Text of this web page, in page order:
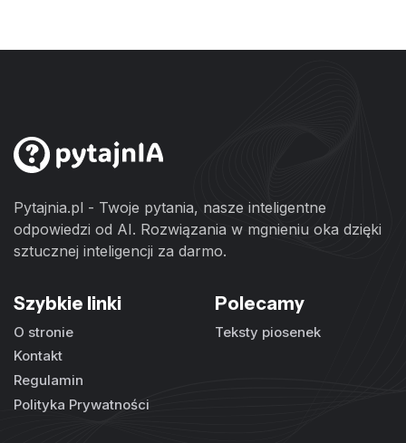
Pytajnia.pl - Twoje pytania, nasze inteligentne
odpowiedzi od AI. Rozwiązania w mgnieniu oka dzięki
sztucznej inteligencji za darmo.
Szybkie linki
O stronie
Kontakt
Regulamin
Polityka Prywatności
Polecamy
Teksty piosenek